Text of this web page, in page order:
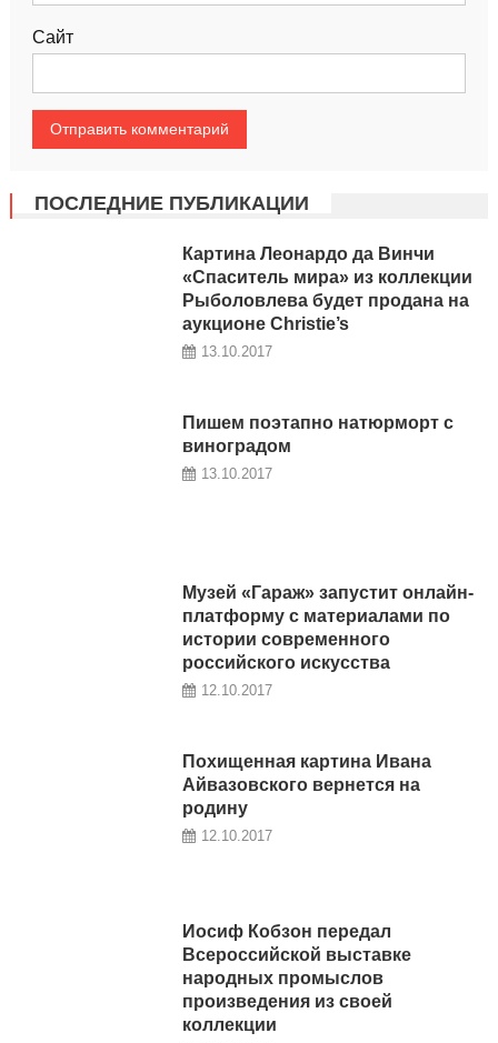
Сайт
ПОСЛЕДНИЕ ПУБЛИКАЦИИ
Картина Леонардо да Винчи
«Спаситель мира» из коллекции
Рыболовлева будет продана на
аукционе Christie’s
13.10.2017
Пишем поэтапно натюрморт с
виноградом
13.10.2017
Музей «Гараж» запустит онлайн-
платформу с материалами по
истории современного
российского искусства
12.10.2017
Похищенная картина Ивана
Айвазовского вернется на
родину
12.10.2017
Иосиф Кобзон передал
Всероссийской выставке
народных промыслов
произведения из своей
коллекции